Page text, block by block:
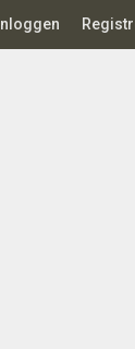
Inloggen